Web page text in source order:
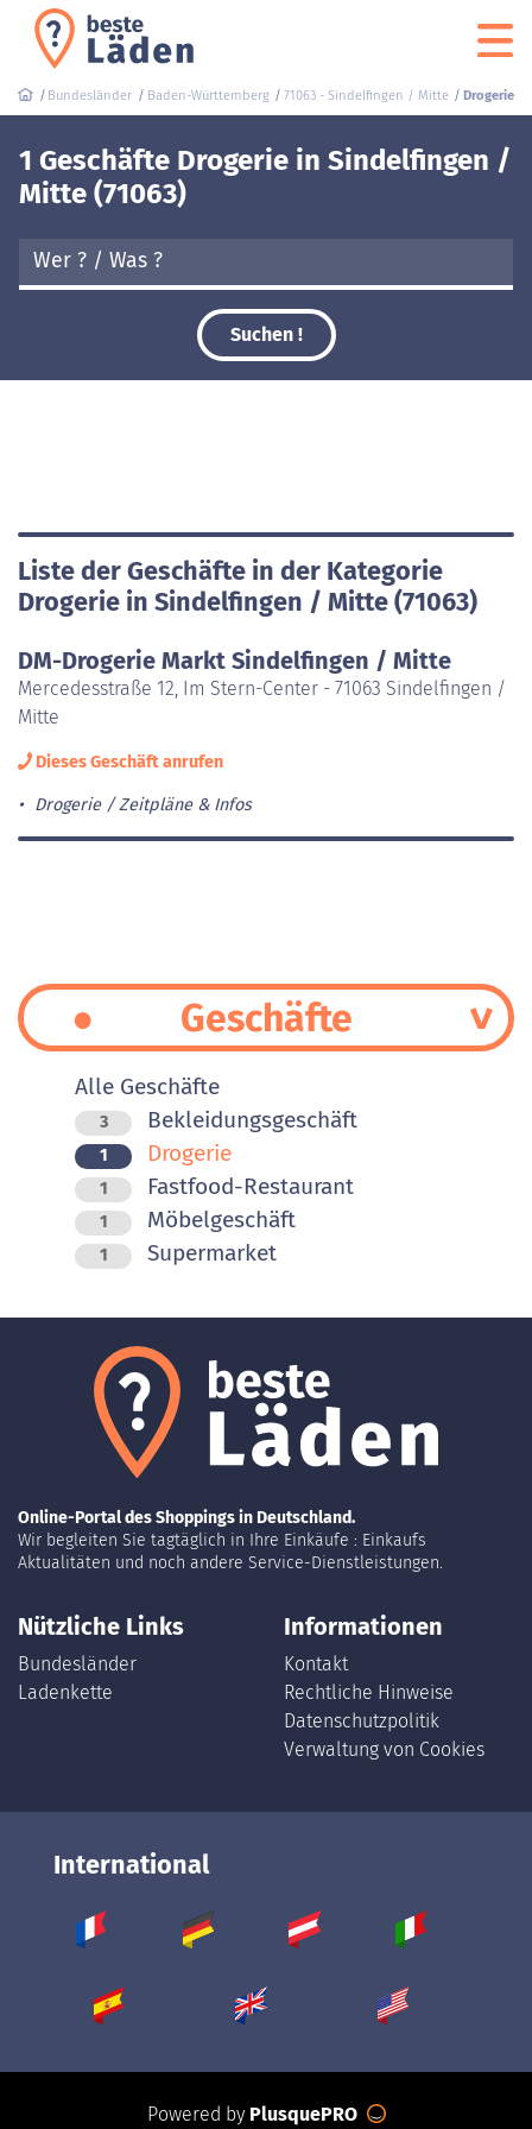
Bundesländer Baden-Württemberg 71063 - Sindelfingen / Mitte Drogerie
1 Geschäfte Drogerie in Sindelfingen /
Mitte (71063)
Suchen !
Liste der Geschäfte in der Kategorie
Drogerie in Sindelfingen / Mitte (71063)
DM-Drogerie Markt Sindelfingen / Mitte
Mercedesstraße 12, Im Stern-Center - 71063 Sindelfingen /
Mitte
Dieses Geschäft anrufen
Drogerie Zeitpläne & Infos
Geschäfte
Alle Geschäfte
3 Bekleidungsgeschäft
1 Drogerie
1 Fastfood-Restaurant
1 Möbelgeschäft
1 Supermarket
Online-Portal des Shoppings in Deutschland.
Wir begleiten Sie tagtäglich in Ihre Einkäufe : Einkaufs
Aktualitäten und noch andere Service-Dienstleistungen.
Nützliche Links
Bundesländer
Ladenkette
Informationen
Kontakt
Rechtliche Hinweise
Datenschutzpolitik
Verwaltung von Cookies
International
Powered by PlusquePRO